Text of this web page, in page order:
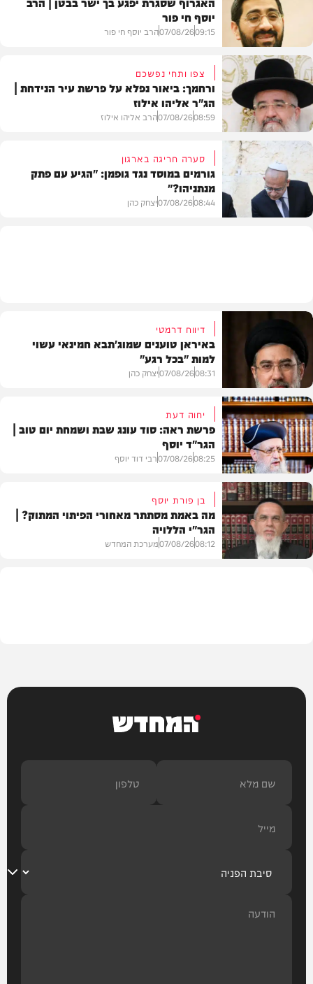
וידאו
יוסף חי פור
09:15
07/08/26הרב יוסף חי פור
וידאו
צפו ותחי נפשכם
ורחמך: ביאור נפלא על פרשת עיר הנידחת |
הג"ר אליהו אילוז
08:59
07/08/26הרב אליהו אילוז
סערה חריגה בארגון
גורמים במוסד נגד גופמן: "הגיע עם פתק
מנתניהו?"
08:44
07/08/26יצחק כהן
חדשות
דיווח דרמטי
באיראן טוענים שמוג'תבא חמינאי עשוי
למות "בכל רגע"
08:31
07/08/26יצחק כהן
וידאו
יחוה דעת
פרשת ראה: סוד עונג שבת ושמחת יום טוב |
הגר"ד יוסף
08:25
07/08/26רבי דוד יוסף
בן פורת יוסף
מה באמת מסתתר מאחורי הפיתוי המתוק? |
הגר"י הללויה
08:12
07/08/26מערכת המחדש
המחדש